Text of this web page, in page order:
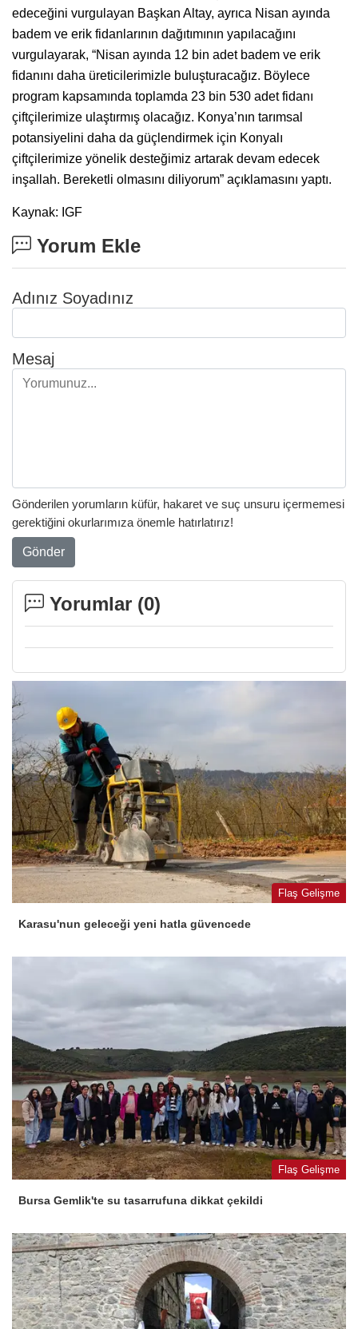
edeceğini vurgulayan Başkan Altay, ayrıca Nisan ayında
badem ve erik fidanlarının dağıtımının yapılacağını
vurgulayarak, “Nisan ayında 12 bin adet badem ve erik
fidanını daha üreticilerimizle buluşturacağız. Böylece
program kapsamında toplamda 23 bin 530 adet fidanı
çiftçilerimize ulaştırmış olacağız. Konya’nın tarımsal
potansiyelini daha da güçlendirmek için Konyalı
çiftçilerimize yönelik desteğimiz artarak devam edecek
inşallah. Bereketli olmasını diliyorum” açıklamasını yaptı.
Kaynak: IGF
Yorum Ekle
Adınız Soyadınız
Mesaj
Gönderilen yorumların küfür, hakaret ve suç unsuru içermemesi
gerektiğini okurlarımıza önemle hatırlatırız!
Gönder
Yorumlar (0)
Flaş Gelişme
Karasu'nun geleceği yeni hatla güvencede
Flaş Gelişme
Bursa Gemlik'te su tasarrufuna dikkat çekildi